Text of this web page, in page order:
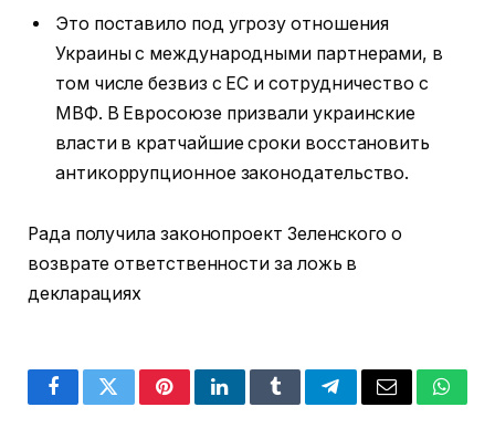
Это поставило под угрозу отношения
Украины с международными партнерами, в
том числе безвиз с ЕС и сотрудничество с
МВФ. В Евросоюзе призвали украинские
власти в кратчайшие сроки восстановить
антикоррупционное законодательство.
Рада получила законопроект Зеленского о
возврате ответственности за ложь в
декларациях
FacebookTwitterPinterestLinkedInTumblrTelegramEmail